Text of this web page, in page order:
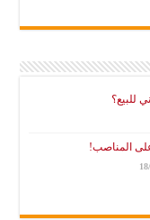
للبيع؟
المناصب!